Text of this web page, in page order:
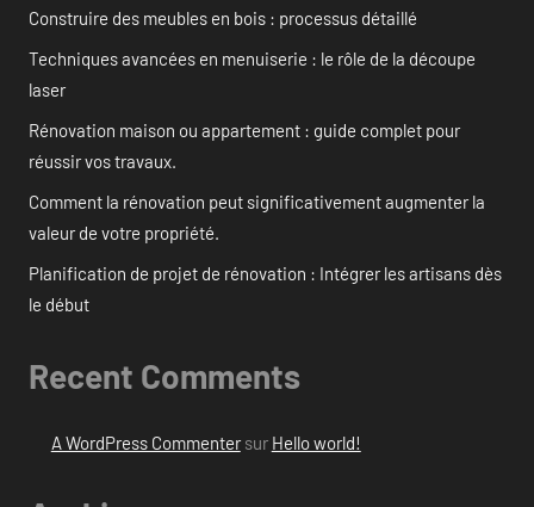
Construire des meubles en bois : processus détaillé
Techniques avancées en menuiserie : le rôle de la découpe
laser
Rénovation maison ou appartement : guide complet pour
réussir vos travaux.
Comment la rénovation peut significativement augmenter la
valeur de votre propriété.
Planification de projet de rénovation : Intégrer les artisans dès
le début
Recent Comments
A WordPress Commentersur Hello world!